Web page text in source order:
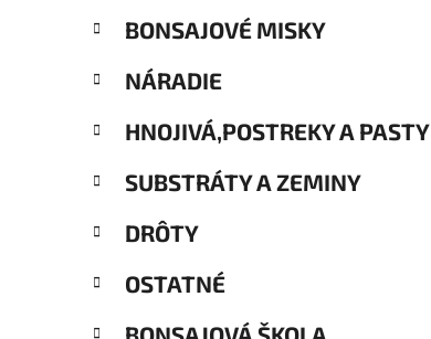
BONSAJOVÉ MISKY
NÁRADIE
HNOJIVÁ,POSTREKY A PASTY
SUBSTRÁTY A ZEMINY
DRÔTY
OSTATNÉ